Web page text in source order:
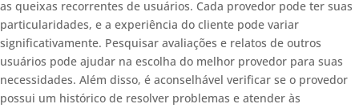
as queixas recorrentes de usuários. Cada provedor pode ter suas
particularidades, e a experiência do cliente pode variar
significativamente. Pesquisar avaliações e relatos de outros
usuários pode ajudar na escolha do melhor provedor para suas
necessidades. Além disso, é aconselhável verificar se o provedor
possui um histórico de resolver problemas e atender às